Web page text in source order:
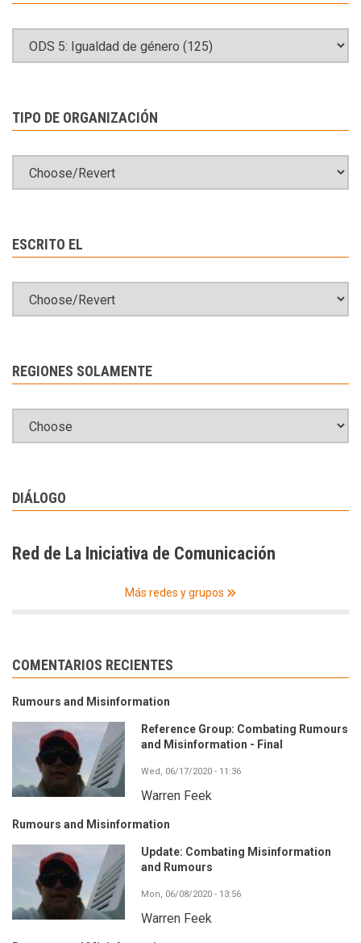
TIPO DE ORGANIZACIÓN
ESCRITO EL
REGIONES SOLAMENTE
DIÁLOGO
Red de La Iniciativa de Comunicación
Más redes y grupos
COMENTARIOS RECIENTES
Rumours and Misinformation
Reference Group: Combating Rumours
and Misinformation - Final
Wed, 06/17/2020 - 11:36
Warren Feek
Rumours and Misinformation
Update: Combating Misinformation
and Rumours
Mon, 06/08/2020 - 13:56
Warren Feek